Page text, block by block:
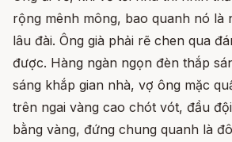
rộng mênh mông, bao quanh nó là
lâu đài. Ông già phải rẽ chen qua
được. Hàng ngàn ngọn đèn thắp
sáng khắp gian nhà, vợ ông mặc
trên ngai vàng cao chót vót, đầu
bằng vàng, đứng chung quanh là